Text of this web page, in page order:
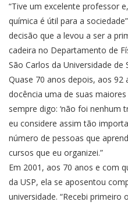
“Tive um excelente professor
química é útil para a
decisão que a levou a ser a
cadeira no Departamento de
São Carlos da Universidade de
Quase 70 anos depois, aos 92
docência uma de suas maiores
sempre digo: ‘não foi nenhum
eu considere assim tão
número de pessoas que
cursos que eu organizei.”
Em 2001, aos 70 anos e com
da USP, ela se aposentou
universidade. “Recebi